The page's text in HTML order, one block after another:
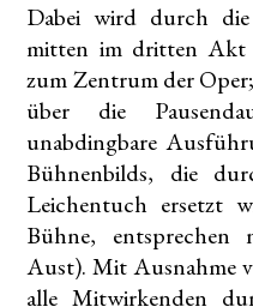
Dabei wird durch die
mitten im dritten Akt
zum Zentrum der
über die
unabdingbare
Bühnenbilds, die
Leichentuch ersetzt
Bühne,
Aust). Mit Ausnahme
alle Mitwirkenden